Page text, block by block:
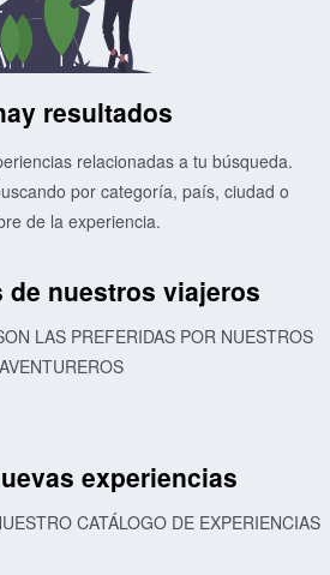
resultados
relacionadas a tu búsqueda.
por categoría, país, ciudad o
de la experiencia.
de nuestros viajeros
LAS PREFERIDAS POR NUESTROS
AVENTUREROS
experiencias
CATÁLOGO DE EXPERIENCIAS